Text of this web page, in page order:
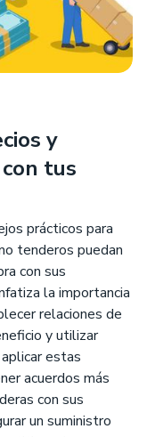
y
tus
prácticos para
tenderos puedan
con sus
la importancia
relaciones de
y utilizar
estas
acuerdos más
con sus
un suministro